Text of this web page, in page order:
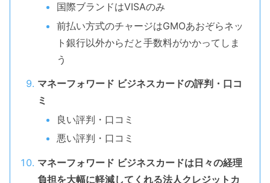
国際ブランドはVISAのみ
前払い方式のチャージはGMOあおぞらネッ
ト銀行以外からだと手数料がかかってしま
う
マネーフォワード ビジネスカードの評判・口コ
ミ
良い評判・口コミ
悪い評判・口コミ
マネーフォワード ビジネスカードは日々の経理
負担を大幅に軽減してくれる法人クレジットカ